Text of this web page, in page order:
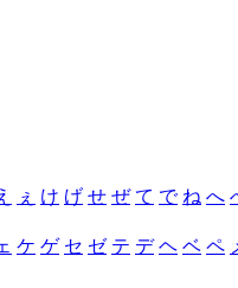
ぇ け げ せ ぜ て で ね へ
ケ ゲ セ ゼ テ デ ヘ ベ ペ